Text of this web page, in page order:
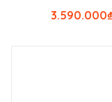
₫
3.590.000